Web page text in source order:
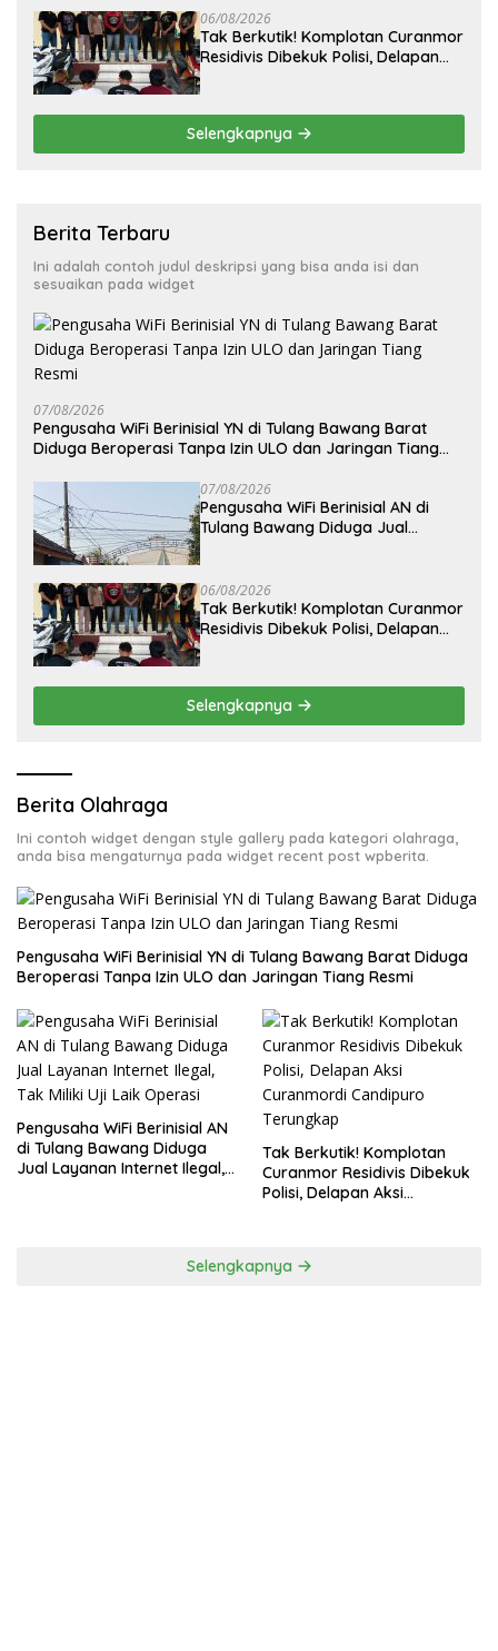
06/08/2026
Tak Berkutik! Komplotan Curanmor
Residivis Dibekuk Polisi, Delapan
Selengkapnya
Berita Terbaru
Ini adalah contoh judul deskripsi yang bisa anda isi dan
sesuaikan pada widget
07/08/2026
Pengusaha WiFi Berinisial YN di Tulang Bawang Barat
Diduga Beroperasi Tanpa Izin ULO dan Jaringan Tiang
07/08/2026
Pengusaha WiFi Berinisial AN di
Tulang Bawang Diduga Jual
06/08/2026
Tak Berkutik! Komplotan Curanmor
Residivis Dibekuk Polisi, Delapan
Selengkapnya
Berita Olahraga
Ini contoh widget dengan style gallery pada kategori olahraga,
anda bisa mengaturnya pada widget recent post wpberita.
Pengusaha WiFi Berinisial YN di Tulang Bawang Barat Diduga
Beroperasi Tanpa Izin ULO dan Jaringan Tiang Resmi
Pengusaha WiFi Berinisial AN
di Tulang Bawang Diduga
Jual Layanan Internet Ilegal,
Tak Berkutik! Komplotan
Curanmor Residivis Dibekuk
Polisi, Delapan Aksi
Selengkapnya